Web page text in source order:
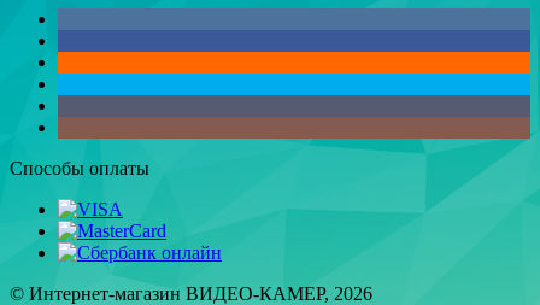
Способы оплаты
© Интернет-магазин ВИДЕО-КАМЕР, 2026